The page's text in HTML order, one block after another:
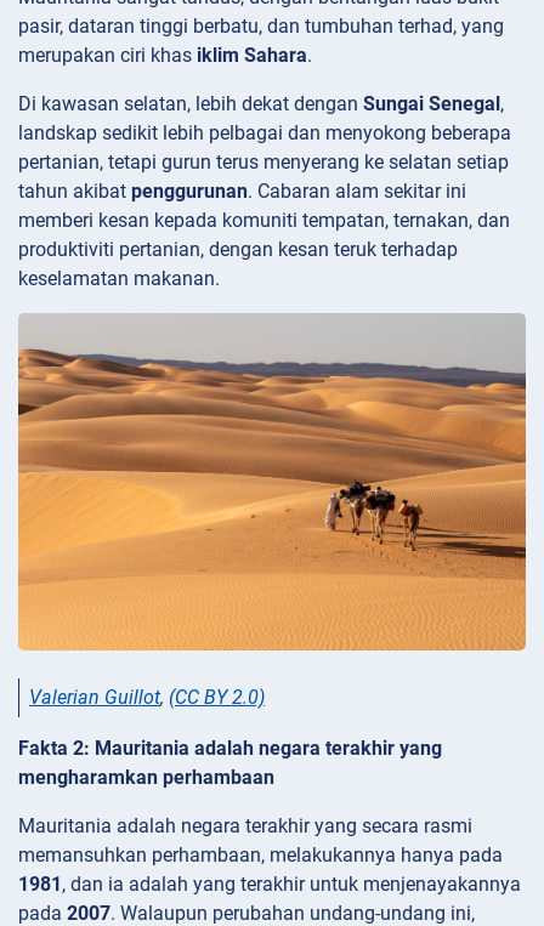
pasir, dataran tinggi berbatu, dan tumbuhan terhad, yang
merupakan ciri khas iklim Sahara.
Di kawasan selatan, lebih dekat dengan Sungai Senegal,
landskap sedikit lebih pelbagai dan menyokong beberapa
pertanian, tetapi gurun terus menyerang ke selatan setiap
tahun akibat penggurunan. Cabaran alam sekitar ini
memberi kesan kepada komuniti tempatan, ternakan, dan
produktiviti pertanian, dengan kesan teruk terhadap
keselamatan makanan.
Valerian Guillot, (CC BY 2.0)
Fakta 2: Mauritania adalah negara terakhir yang
mengharamkan perhambaan
Mauritania adalah negara terakhir yang secara rasmi
memansuhkan perhambaan, melakukannya hanya pada
1981, dan ia adalah yang terakhir untuk menjenayakannya
pada 2007. Walaupun perubahan undang-undang ini,